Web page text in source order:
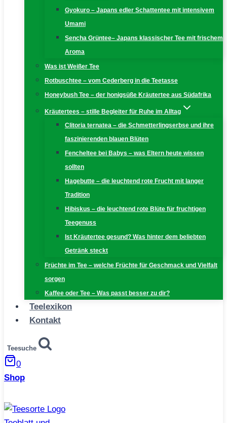
Gyokuro – Japans edler Schattentee mit intensivem
Umami
Sencha Grüntee– Japans klassischer Tee mit frischem
Aroma
Was ist Weißer Tee
Rotbuschtee – vom Cederberg in die Teetasse
Honeybush Tee – der honigsüße Kräutertee aus Südafrika
Kräutertees – stille Begleiter für Ruhe im Alltag
Clitoria ternatea – die Schmetterlingserbse und ihre
faszinierenden blauen Blüten
Fencheltee bei Babys – was Eltern heute wissen
sollten
Hagebutte – die leuchtend rote Frucht mit langer
Tradition
Hibiskus – die leuchtend rote Blüte für fruchtigen
Teegenuss
Ist Kräutertee gesund? Was hinter dem beliebten
Getränk steckt
Früchte im Tee – welche Früchte für Geschmack und Vielfalt
sorgen
Kaffee oder Tee – Was passt besser zu dir?
Teelexikon
Kontakt
Teesuche
0
Shop